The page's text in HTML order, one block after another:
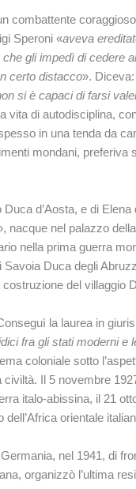
combattente
Speroni «aveva
gli impedì di cedere
certo distacco».
si è capaci di farsi
vita di autodisciplina,
in una tenda da
mondani, preferiva
d’Aosta, e di
nacque nel palazzo
nella prima guerra
Duca degli
del villaggio
la laurea in
fra gli stati moderni e
coloniale sotto
Il 5 novembre
italo-abissina, il 21
orientale
nel 1941, di
organizzò l’ultima